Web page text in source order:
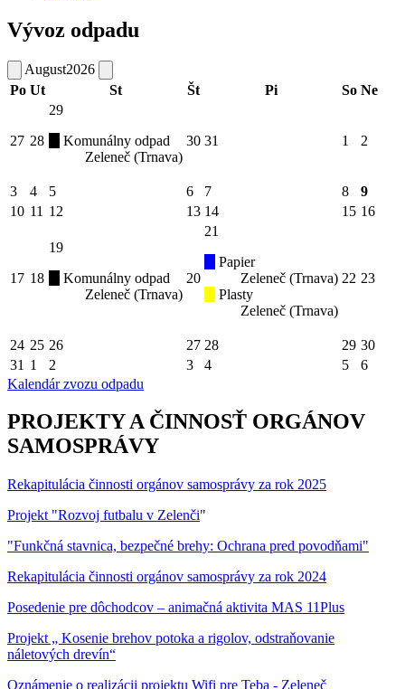
Vývoz odpadu
August2026
Po Ut St Št Pi So Ne
27 28
29
Komunálny odpad
Zeleneč (Trnava)
30 31 1 2
3 4 5 6 7 8
9
10 11 12 13 14 15 16
17 18
19
Komunálny odpad
Zeleneč (Trnava)
20
21
Papier
Zeleneč (Trnava)
Plasty
Zeleneč (Trnava)
22 23
24 25 26 27 28 29 30
31 1 2 3 4 5
6
Kalendár zvozu odpadu
PROJEKTY A ČINNOSŤ ORGÁNOV
SAMOSPRÁVY
Rekapitulácia činnosti orgánov samosprávy za rok 2025
Projekt "Rozvoj futbalu v Zelenči"
"Funkčná stavnica, bezpečné brehy: Ochrana pred povodňami"
Rekapitulácia činnosti orgánov samosprávy za rok 2024
Posedenie pre dôchodcov – animačná aktivita MAS 11Plus
Projekt „ Kosenie brehov potoka a rigolov, odstraňovanie
náletových drevín“
Oznámenie o realizácii projektu Wifi pre Teba - Zeleneč